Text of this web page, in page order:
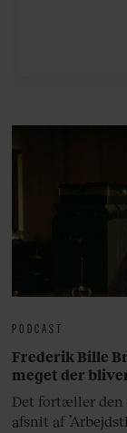
PODCAST
Frederik Bille
meget der
Det fortæller den
afsnit af